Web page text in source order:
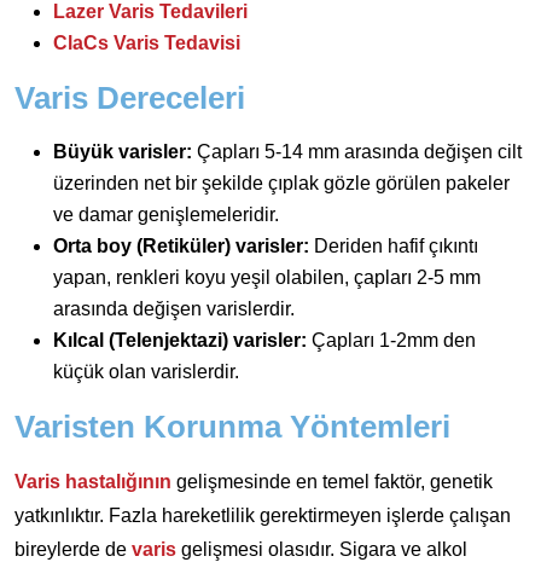
Lazer Varis Tedavileri
ClaCs Varis Tedavisi
Varis Dereceleri
Büyük varisler: Çapları 5-14 mm arasında değişen cilt
üzerinden net bir şekilde çıplak gözle görülen pakeler
ve damar genişlemeleridir.
Orta boy (Retiküler) varisler: Deriden hafif çıkıntı
yapan, renkleri koyu yeşil olabilen, çapları 2-5 mm
arasında değişen varislerdir.
Kılcal (Telenjektazi) varisler: Çapları 1-2mm den
küçük olan varislerdir.
Varisten Korunma Yöntemleri
Varis hastalığının gelişmesinde en temel faktör, genetik
yatkınlıktır. Fazla hareketlilik gerektirmeyen işlerde çalışan
bireylerde de varis gelişmesi olasıdır. Sigara ve alkol